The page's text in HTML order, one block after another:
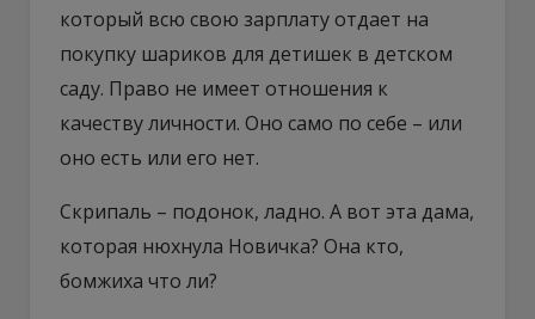
который всю свою зарплату отдает на
покупку шариков для детишек в детском
саду. Право не имеет отношения к
качеству личности. Оно само по себе – или
оно есть или его нет.
Скрипаль – подонок, ладно. А вот эта дама,
которая нюхнула Новичка? Она кто,
бомжиха что ли?